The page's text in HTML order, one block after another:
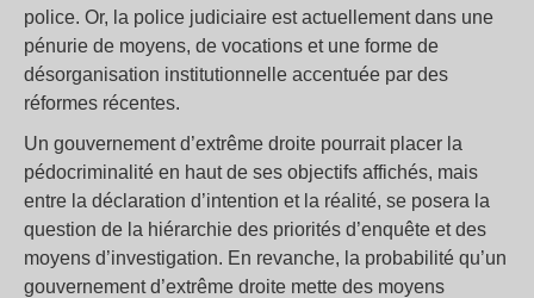
police. Or, la police judiciaire est actuellement dans une
pénurie de moyens, de vocations et une forme de
désorganisation institutionnelle accentuée par des
réformes récentes.
Un gouvernement d’extrême droite pourrait placer la
pédocriminalité en haut de ses objectifs affichés, mais
entre la déclaration d’intention et la réalité, se posera la
question de la hiérarchie des priorités d’enquête et des
moyens d’investigation. En revanche, la probabilité qu’un
gouvernement d’extrême droite mette des moyens